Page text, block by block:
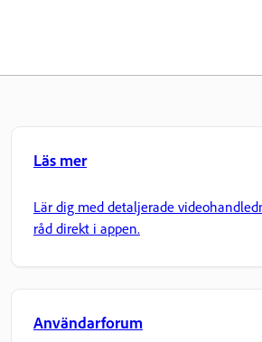
Läs mer
Lär dig med detaljerade
råd direkt i appen.
Användarforum